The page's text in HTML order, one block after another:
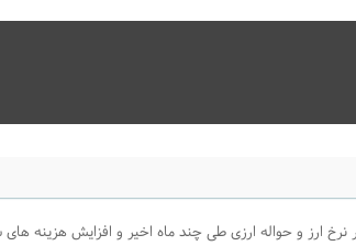
ارز و حواله ارزی طی چند ماه اخیر و افزایش هزینه